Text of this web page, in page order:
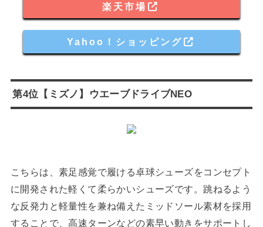
楽天市場
Yahoo！ショッピング
第4位【ミズノ】ウエーブドライブNEO
こちらは、素足感覚で履ける卓球シューズをコンセプト
に開発された軽くて柔らかいシューズです。跳ねるよう
な反発力と軽量性を兼ね備えたミッドソール素材を採用
することで、高速ターンなどの素早い動きをサポートし